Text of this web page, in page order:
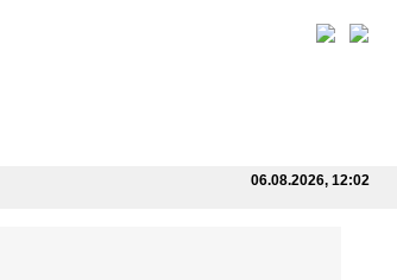
06.08.2026, 12:02